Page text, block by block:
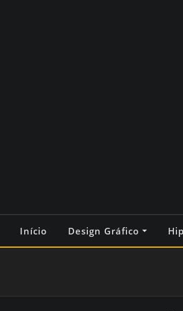
Início Design Gráfico